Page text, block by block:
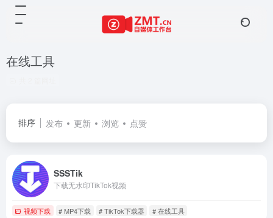
在线工具
排序 发布 更新 浏览 点赞
SSSTik
下载无水印TikTok视频
视频下载 # MP4下载 # TikTok下载器 # 在线工具